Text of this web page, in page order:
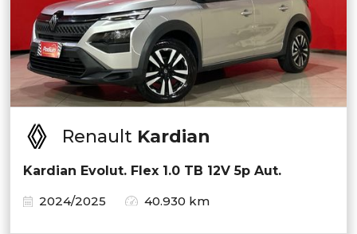
Renault Kardian
Kardian Evolut. Flex 1.0 TB 12V 5p Aut.
2024/2025
40.930 km